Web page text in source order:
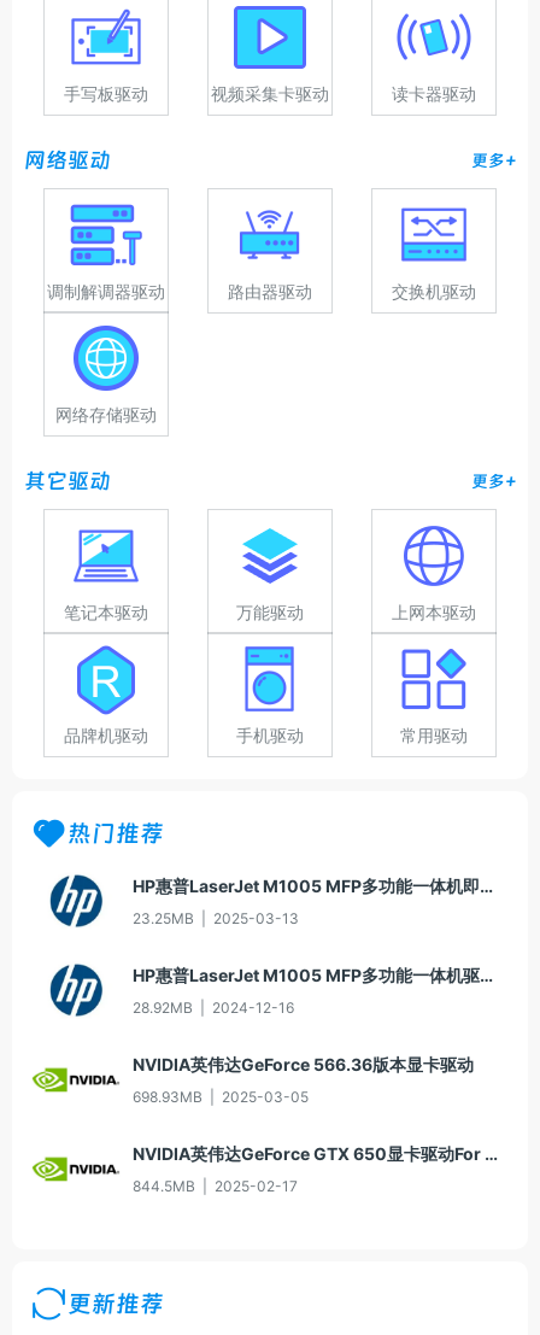
手写板驱动 视频采集卡驱动 读卡器驱动
网络驱动 更多+
调制解调器驱动 路由器驱动 交换机驱动
网络存储驱动
其它驱动 更多+
笔记本驱动 万能驱动 上网本驱动
品牌机驱动 手机驱动 常用驱动
热门推荐
HP惠普LaserJet M1005 MFP多功能一体机即插即用驱动20070326版For Win7
23.25MB 2025-03-13
HP惠普LaserJet M1005 MFP多功能一体机驱动20060913版For Win2000/XP
28.92MB 2024-12-16
NVIDIA英伟达GeForce 566.36版本显卡驱动
698.93MB 2025-03-05
NVIDIA英伟达GeForce GTX 650显卡驱动For Win10-64
844.5MB 2025-02-17
更新推荐